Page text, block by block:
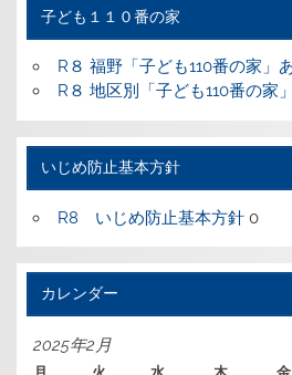
子ども１１０番の家
R８ 福野「子ども110番の家」
R８ 地区別「子ども110番の家
いじめ防止基本方針
R8 いじめ防止基本方針0
カレンダー
2025年2月